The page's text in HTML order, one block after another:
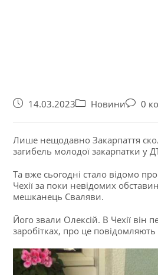
14.03.2023 Новини 0
Лише нещодавно Закарпаття
загибель молодої закарпатки у
Та вже сьогодні стало відомо
Чехії за поки невідомих
мешканець Сваляви.
Його звали Олексій. В Чехії він
заробітках, про це